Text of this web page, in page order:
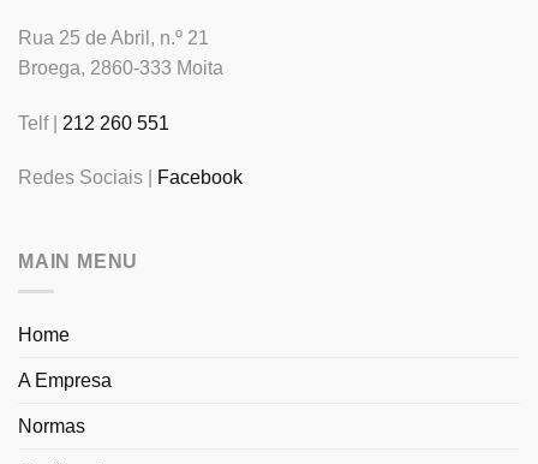
Rua 25 de Abril, n.º 21
Broega, 2860-333 Moita
Telf | 212 260 551
Redes Sociais | Facebook
MAIN MENU
Home
A Empresa
Normas